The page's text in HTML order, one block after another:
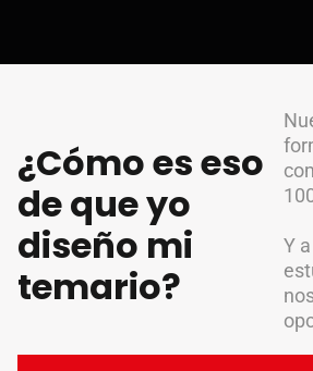
¿Cómo es eso
de que yo
diseño mi
temario?
Y